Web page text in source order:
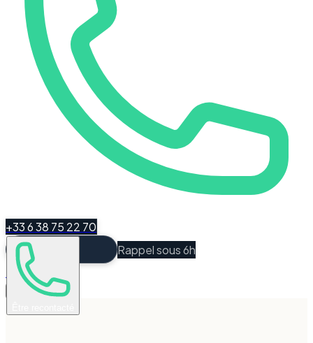
+33 6 38 75 22 70
Rappel sous 6h
Espace Client